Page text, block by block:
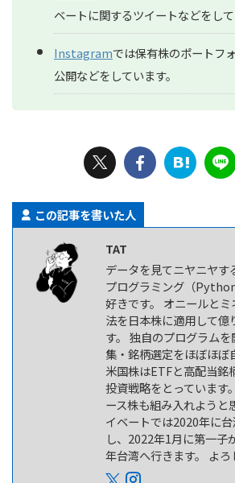
ベートに関するツイートなどをして
Instagramでは保有株のポートフ
公開などをしています。
この記事を書いた人
TAT
データを見てニヤニヤす
プログラミング（
好きです。 オニールと
法を日本株に適用して億
す。 独自のプログラム
集・銘柄選定をほぼほぼ
米国株はETFと高配当銘
投資戦略をとっています
ース株も組み入れようと
イベートでは2020年に
し、2022年1月に第一子
年台湾へ行きます。 よろ